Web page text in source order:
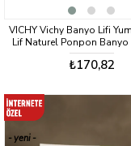
VICHY Vichy Banyo Lifi
Lif Naturel Ponpon Banyo
6581 60 GR
₺170,82
yeni